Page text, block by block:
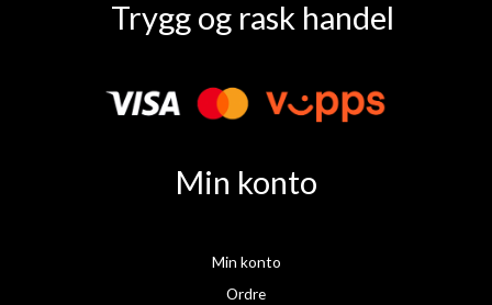
c
b
o
s
g
m
Trygg og rask handel
Min konto
Min konto
Ordre